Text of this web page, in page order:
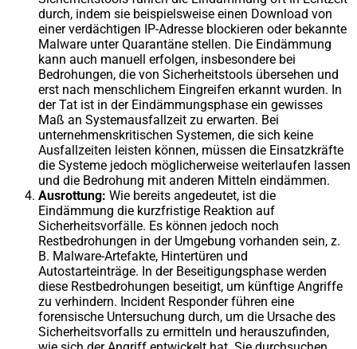
durch, indem sie beispielsweise einen Download von
einer verdächtigen IP-Adresse blockieren oder bekannte
Malware unter Quarantäne stellen. Die Eindämmung
kann auch manuell erfolgen, insbesondere bei
Bedrohungen, die von Sicherheitstools übersehen und
erst nach menschlichem Eingreifen erkannt wurden. In
der Tat ist in der Eindämmungsphase ein gewisses
Maß an Systemausfallzeit zu erwarten. Bei
unternehmenskritischen Systemen, die sich keine
Ausfallzeiten leisten können, müssen die Einsatzkräfte
die Systeme jedoch möglicherweise weiterlaufen lassen
und die Bedrohung mit anderen Mitteln eindämmen.
Ausrottung: Wie bereits angedeutet, ist die
Eindämmung die kurzfristige Reaktion auf
Sicherheitsvorfälle. Es können jedoch noch
Restbedrohungen in der Umgebung vorhanden sein, z.
B. Malware-Artefakte, Hintertüren und
Autostarteinträge. In der Beseitigungsphase werden
diese Restbedrohungen beseitigt, um künftige Angriffe
zu verhindern. Incident Responder führen eine
forensische Untersuchung durch, um die Ursache des
Sicherheitsvorfalls zu ermitteln und herauszufinden,